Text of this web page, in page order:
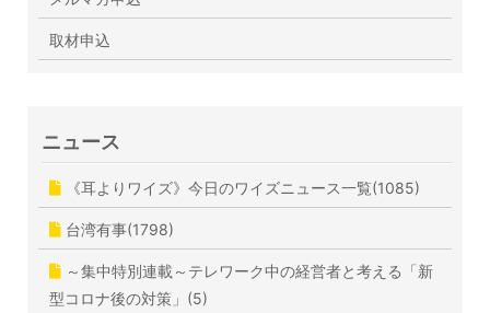
取材申込
ニュース
《耳よりワイズ》今日のワイズニュース一覧(1085)
台湾有事(1798)
～集中特別連載～テレワーク中の経営者と考える「新
型コロナ後の対策」(5)